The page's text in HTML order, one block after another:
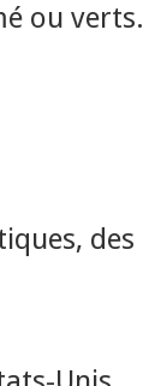
ou verts.
des